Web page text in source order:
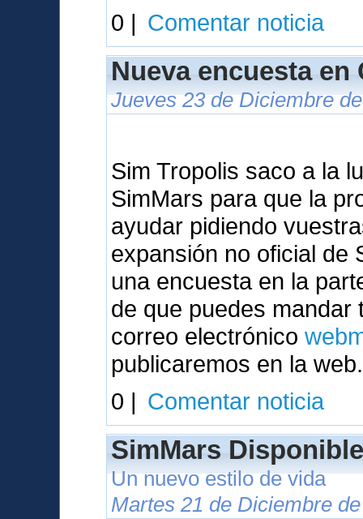
0 | Comentar noticia
Nueva encuesta en
Jueves 23 de Diciembre
Sim Tropolis saco a la
SimMars para que la
ayudar pidiendo
expansión no oficial de
una encuesta en la
de que puedes mandar
correo electrónico
publicaremos en la web.
0 | Comentar noticia
SimMars
Un nuevo estilo de vida
Martes 21 de Diciembre